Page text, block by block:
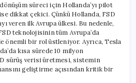
dönüşüm süreci için Hollanda’yı pilot
dikkat çekici. Çünkü Hollanda, FSD
veren ilk Avrupa ülkesi. Bu nedenle,
teknolojisinin tüm Avrupa’da
önemli bir rol üstleniyor. Ayrıca, Tesla
kısa sürede 10 milyon
sürüş verisi üretmesi, sistemin
geliştirme açısından kritik bir